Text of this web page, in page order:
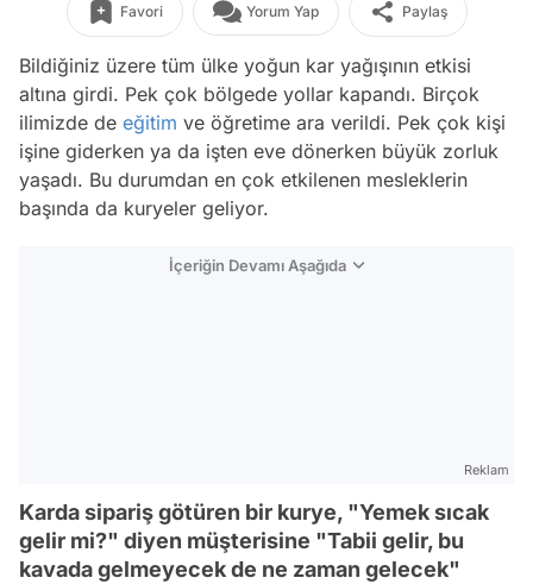
Favori Yorum Yap Paylaş
Bildiğiniz üzere tüm ülke yoğun kar yağışının etkisi
altına girdi. Pek çok bölgede yollar kapandı. Birçok
ilimizde de eğitim ve öğretime ara verildi. Pek çok kişi
işine giderken ya da işten eve dönerken büyük zorluk
yaşadı. Bu durumdan en çok etkilenen mesleklerin
başında da kuryeler geliyor.
İçeriğin Devamı Aşağıda
Reklam
Karda sipariş götüren bir kurye, "Yemek sıcak
gelir mi?" diyen müşterisine "Tabii gelir, bu
kavada gelmeyecek de ne zaman gelecek"